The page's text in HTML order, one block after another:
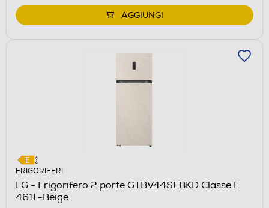
AGGIUNGI
FRIGORIFERI
LG - Frigorifero 2 porte GTBV44SEBKD Classe E
461L-Beige